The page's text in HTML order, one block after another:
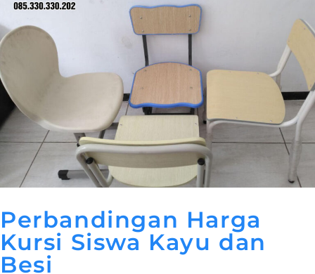
Perbandingan Harga
Kursi Siswa Kayu dan
Besi